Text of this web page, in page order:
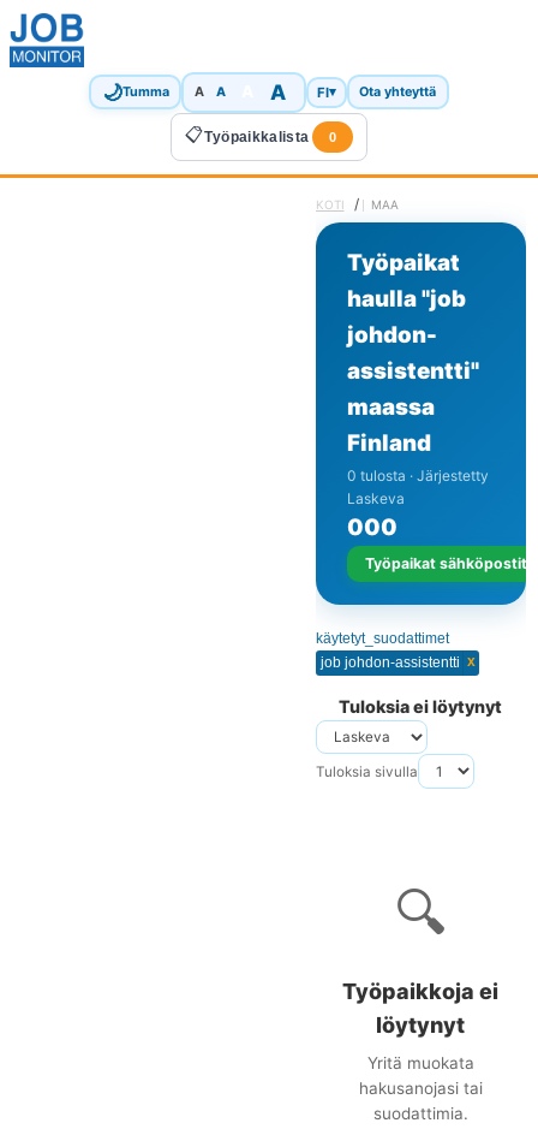
🌙Tumma A A A FI▾ Ota yhteyttä
📋Työpaikkalista 0
KOTI / MAA
Työpaikat
haulla "job
johdon-
assistentti"
maassa
Finland
0 tulosta · Järjestetty
Laskeva
000
Työpaikat
käytetyt_suodattimet
job johdon-assistentti x
Tuloksia ei löytynyt
Tuloksia sivulla
🔍
Työpaikkoja ei
löytynyt
Yritä muokata
hakusanojasi tai
suodattimia.